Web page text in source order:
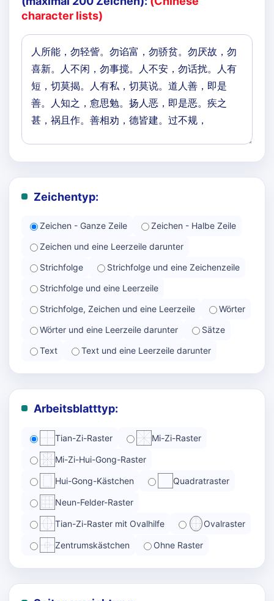
character lists)
Zeichentyp:
Zeichen - Ganze Zeile
Zeichen - Halbe Zeile
Zeichen und eine Leerzeile darunter
Strichfolge
Strichfolge und eine Zeichenzeile
Strichfolge und eine Leerzeile
Strichfolge, Zeichen und eine Leerzeile
Wörter
Wörter und eine Leerzeile darunter
Sätze
Text
Text und eine Leerzeile darunter
Arbeitsblatttyp:
Tian-Zi-Raster Mi-Zi-Raster
Mi-Zi-Hui-Gong-Raster
Hui-Gong-Kästchen Quadratraster
Neun-Felder-Raster
Tian-Zi-Raster mit Ovalhilfe Ovalraster
Zentrumskästchen Ohne Raster